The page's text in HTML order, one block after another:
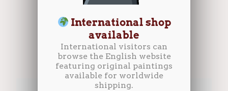
International shop
available
International visitors can
browse the English website
featuring original paintings
available for worldwide
shipping.